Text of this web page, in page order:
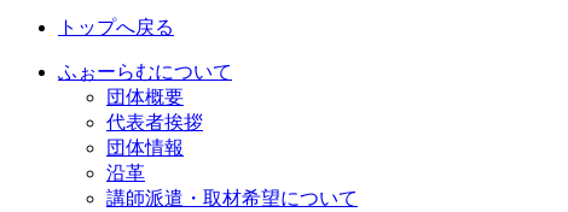
トップへ戻る
ふぉーらむについて
団体概要
代表者挨拶
団体情報
沿革
講師派遣・取材希望について